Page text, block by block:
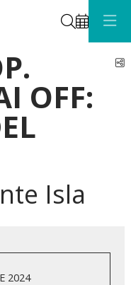
Cerca
OFF:
Isla
2024